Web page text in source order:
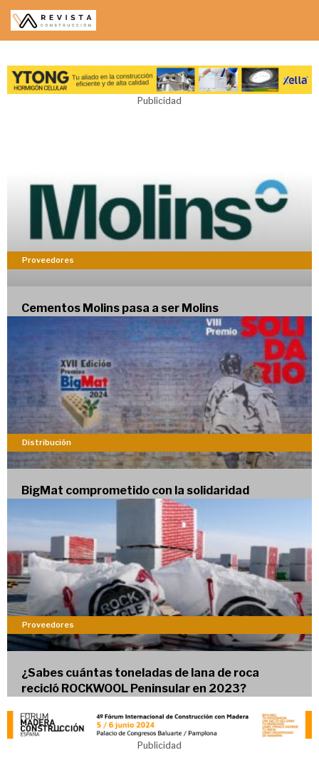
Saltar
contenido
Publicidad
Proveedores
Cementos Molins pasa a ser Molins
Distribución
BigMat comprometido con la solidaridad
Proveedores
¿Sabes cuántas toneladas de lana de roca
recicló ROCKWOOL Peninsular en 2023?
Publicidad